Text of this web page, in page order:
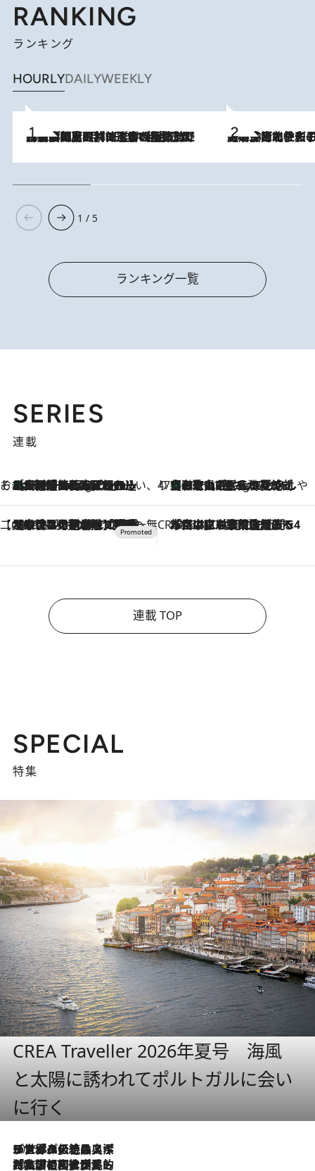
RANKING
ランキング
HOURLYDAILYWEEKLY
2026.8.8
「最後に見られてよかった」上野動物園の東園パンダ舎が解体前に特別公開。8月16日まで延長されたパネル展と共に辿る“半世紀”のパンダ飼育《解体工事の図面あり》 2026.8.3
《「文士の子ども被害者の会」発足！》阿川佐和子（72）が語る遠藤周作に北杜夫、劇作家・矢代静一の子どもたちの“文豪プライベート事件簿”
1 / 5
ランキング一覧
SERIES
連載
そおだよおこの関西おいしい、おやつ紀行10 Hours Ago
［大阪府箕面市］一皿一皿目の前で仕上げられる、料理を巧みに組み込んだアシェットデセールコース「ミチル アシェット デセール（Michiru assiette dessert）」 47都道府県の手みやげ ひんやりスイーツで夏を満喫
10 Hours Ago
【和歌山県】この夏絶対食べたい 冷やしておいしいおやつ3選 みかんがごろっと丸ごと入ったジュレ
【CREA×星野リゾート】唯一無二。癒しと発見が待つ場所へ
2026.8.7
【トンボの足水浴】ヒノキの香りに包まれて涼感マックス！約13℃の湧水かけ流しを避暑地「星野温泉 トンボの湯」で体験 CREA'S CHOICE
2026.8.7
「立川にも歌舞伎があるんだよ」 片岡仁左衛門・市川中車ら豪華座組みで4年目の立川立飛歌舞伎へ
連載 TOP
SPECIAL
特集
CREA Traveller 2026年夏号 海風
と太陽に誘われてポルトガルに会い
に行く
2026.8.8
リスボンの絶品スイーツ「パステル・デ・ナタ」とは？ポルトガル伝統の奥深い世界へ
2026.7.27
「私の祖国はポルトガル語です」国民的詩人フェルナンド・ペソアと、彼が愛した文学の街を歩く